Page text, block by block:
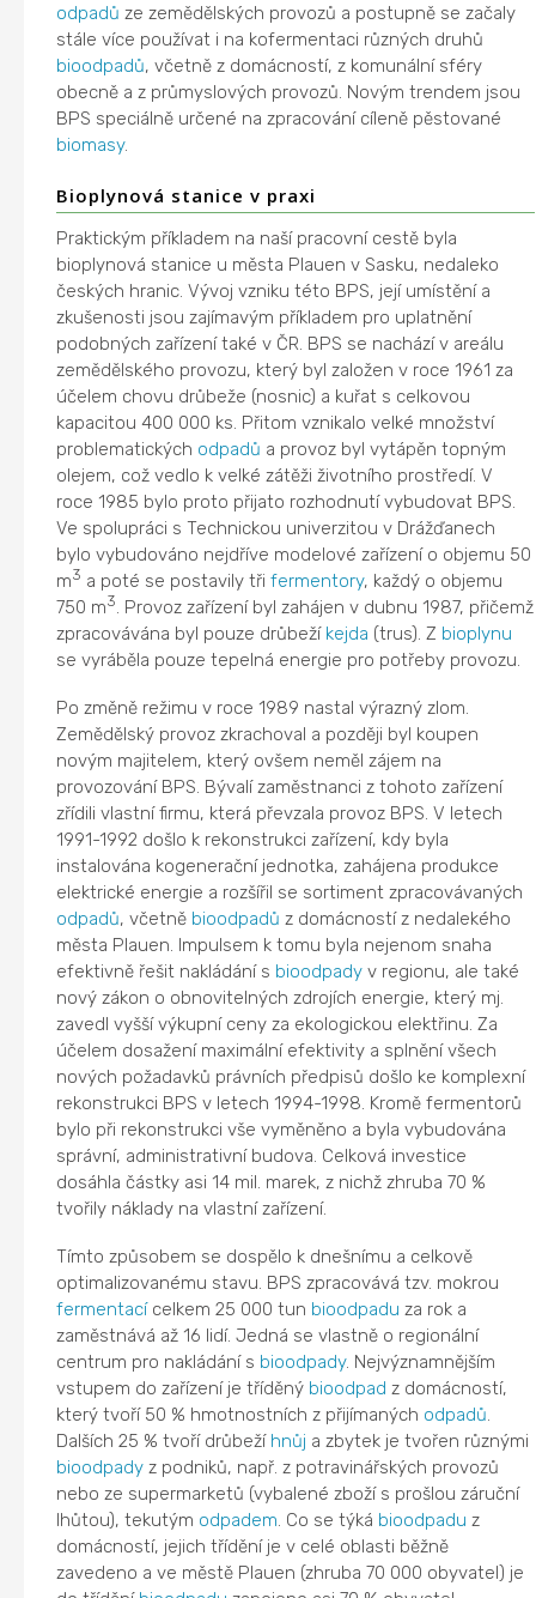
odpadů ze zemědělských provozů a postupně se začaly
stále více používat i na kofermentaci různých druhů
bioodpadů, včetně z domácností, z komunální sféry
obecně a z průmyslových provozů. Novým trendem jsou
BPS speciálně určené na zpracování cíleně pěstované
biomasy.
Bioplynová stanice v praxi
Praktickým příkladem na naší pracovní cestě byla
bioplynová stanice u města Plauen v Sasku, nedaleko
českých hranic. Vývoj vzniku této BPS, její umístění a
zkušenosti jsou zajímavým příkladem pro uplatnění
podobných zařízení také v ČR. BPS se nachází v areálu
zemědělského provozu, který byl založen v roce 1961 za
účelem chovu drůbeže (nosnic) a kuřat s celkovou
kapacitou 400 000 ks. Přitom vznikalo velké množství
problematických odpadů a provoz byl vytápěn topným
olejem, což vedlo k velké zátěži životního prostředí. V
roce 1985 bylo proto přijato rozhodnutí vybudovat BPS.
Ve spolupráci s Technickou univerzitou v Drážďanech
bylo vybudováno nejdříve modelové zařízení o objemu 50
m3 a poté se postavily třifermentory, každý o objemu
750 m3. Provoz zařízení byl zahájen v dubnu 1987, přičemž
zpracovávána byl pouze drůbeží kejda (trus). Z bioplynu
se vyráběla pouze tepelná energie pro potřeby provozu.
Po změně režimu v roce 1989 nastal výrazný zlom.
Zemědělský provoz zkrachoval a později byl koupen
novým majitelem, který ovšem neměl zájem na
provozování BPS. Bývalí zaměstnanci z tohoto zařízení
zřídili vlastní firmu, která převzala provoz BPS. V letech
1991-1992 došlo k rekonstrukci zařízení, kdy byla
instalována kogenerační jednotka, zahájena produkce
elektrické energie a rozšířil se sortiment zpracovávaných
odpadů, včetně bioodpadů z domácností z nedalekého
města Plauen. Impulsem k tomu byla nejenom snaha
efektivně řešit nakládání s bioodpady v regionu, ale také
nový zákon o obnovitelných zdrojích energie, který mj.
zavedl vyšší výkupní ceny za ekologickou elektřinu. Za
účelem dosažení maximální efektivity a splnění všech
nových požadavků právních předpisů došlo ke komplexní
rekonstrukci BPS v letech 1994-1998. Kromě fermentorů
bylo při rekonstrukci vše vyměněno a byla vybudována
správní, administrativní budova. Celková investice
dosáhla částky asi 14 mil. marek, z nichž zhruba 70 %
tvořily náklady na vlastní zařízení.
Tímto způsobem se dospělo k dnešnímu a celkově
optimalizovanému stavu. BPS zpracovává tzv. mokrou
fermentacícelkem 25 000 tun bioodpadu za rok a
zaměstnává až 16 lidí. Jedná se vlastně o regionální
centrum pro nakládání s bioodpady. Nejvýznamnějším
vstupem do zařízení je tříděný bioodpad z domácností,
který tvoří 50 % hmotnostních z přijímaných odpadů.
Dalších 25 % tvoří drůbeží hnůj a zbytek je tvořen různými
bioodpady z podniků, např. z potravinářských provozů
nebo ze supermarketů (vybalené zboží s prošlou záruční
lhůtou), tekutým odpadem. Co se týká bioodpadu z
domácností, jejich třídění je v celé oblasti běžně
zavedeno a ve městě Plauen (zhruba 70 000 obyvatel) je